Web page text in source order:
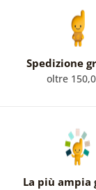
Spedizione
oltre
La più ampia